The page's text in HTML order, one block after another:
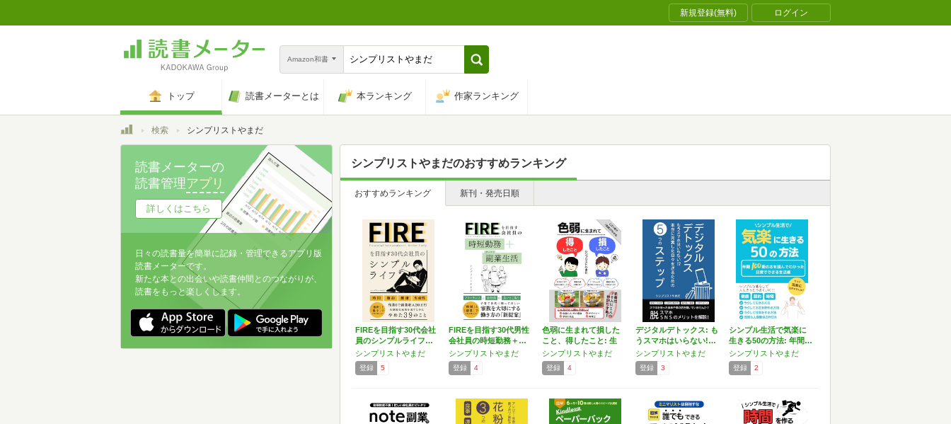
新規登録(無料) ログイン
Amazon和書
トップ 読書メーターとは 本ランキング 作家ランキング
トップ検索 シンプリストやまだ
シンプリストやまだのおすすめランキング
おすすめランキング 新刊・発売日順
FIREを目指す30代会社
員のシンプルライフ…
シンプリストやまだ
登録 5
FIREを目指す30代男性
会社員の時短勤務＋…
シンプリストやまだ
登録 4
色弱に生まれて損した
こと、得したこと: 生
ま…
シンプリストやまだ
登録 4
デジタルデトックス: も
うスマホはいらない!…
シンプリストやまだ
登録 3
シンプル生活で気楽に
生きる50の方法: 年間…
シンプリストやまだ
登録 2
読書メーターの
読書管理アプリ
詳しくはこちら
日々の読書量を簡単に記録・管理できるアプリ版
読書メーターです。
新たな本との出会いや読書仲間とのつながりが、
読書をもっと楽しくします。